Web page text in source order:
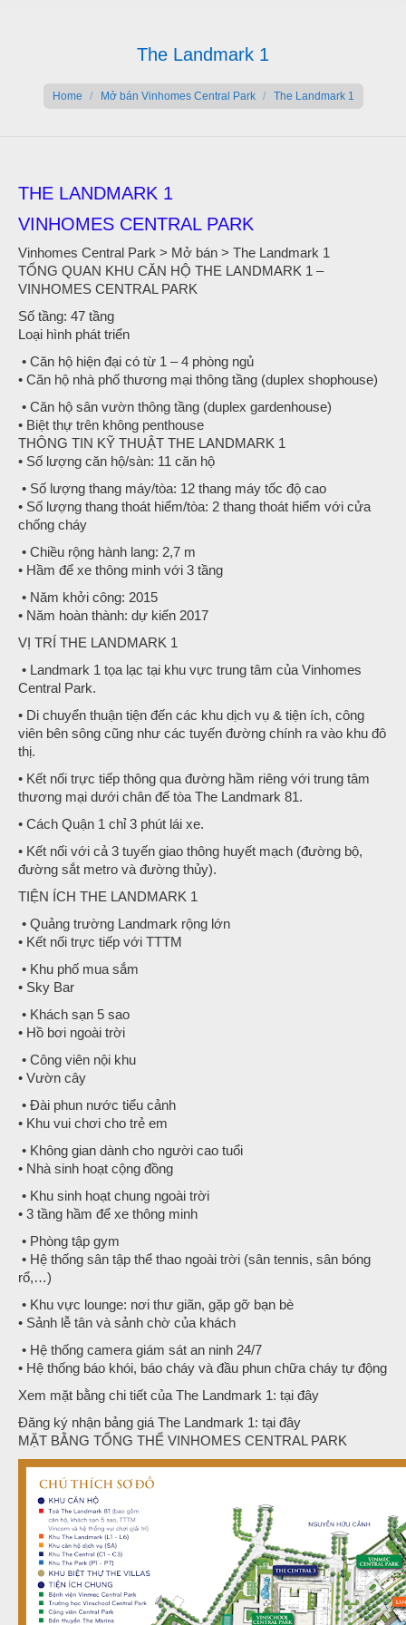
The Landmark 1
Home Mở bán Vinhomes Central Park The Landmark 1
THE LANDMARK 1
VINHOMES CENTRAL PARK
Vinhomes Central Park > Mở bán > The Landmark 1
TỔNG QUAN KHU CĂN HỘ THE LANDMARK 1 –
VINHOMES CENTRAL PARK
Số tầng: 47 tầng
Loại hình phát triển
• Căn hộ hiện đại có từ 1 – 4 phòng ngủ
• Căn hộ nhà phố thương mại thông tầng (duplex shophouse)
• Căn hộ sân vườn thông tầng (duplex gardenhouse)
• Biệt thự trên không penthouse
THÔNG TIN KỸ THUẬT THE LANDMARK 1
• Số lượng căn hộ/sàn: 11 căn hộ
• Số lượng thang máy/tòa: 12 thang máy tốc độ cao
• Số lượng thang thoát hiểm/tòa: 2 thang thoát hiểm với cửa
chống cháy
• Chiều rộng hành lang: 2,7 m
• Hầm để xe thông minh với 3 tầng
• Năm khởi công: 2015
• Năm hoàn thành: dự kiến 2017
VỊ TRÍ THE LANDMARK 1
• Landmark 1 tọa lạc tại khu vực trung tâm của Vinhomes
Central Park.
• Di chuyển thuận tiện đến các khu dịch vụ & tiện ích, công
viên bên sông cũng như các tuyến đường chính ra vào khu đô
thị.
• Kết nối trực tiếp thông qua đường hầm riêng với trung tâm
thương mại dưới chân đế tòa The Landmark 81.
• Cách Quận 1 chỉ 3 phút lái xe.
• Kết nối với cả 3 tuyến giao thông huyết mạch (đường bộ,
đường sắt metro và đường thủy).
TIỆN ÍCH THE LANDMARK 1
• Quảng trường Landmark rộng lớn
• Kết nối trực tiếp với TTTM
• Khu phố mua sắm
• Sky Bar
• Khách sạn 5 sao
• Hồ bơi ngoài trời
• Công viên nội khu
• Vườn cây
• Đài phun nước tiểu cảnh
• Khu vui chơi cho trẻ em
• Không gian dành cho người cao tuổi
• Nhà sinh hoạt cộng đồng
• Khu sinh hoạt chung ngoài trời
• 3 tầng hầm để xe thông minh
• Phòng tập gym
• Hệ thống sân tập thể thao ngoài trời (sân tennis, sân bóng
rổ,…)
• Khu vực lounge: nơi thư giãn, gặp gỡ bạn bè
• Sảnh lễ tân và sảnh chờ của khách
• Hệ thống camera giám sát an ninh 24/7
• Hệ thống báo khói, báo cháy và đầu phun chữa cháy tự động
Xem mặt bằng chi tiết của The Landmark 1: tại đây
Đăng ký nhận bảng giá The Landmark 1: tại đây
MẶT BẰNG TỔNG THỂ VINHOMES CENTRAL PARK